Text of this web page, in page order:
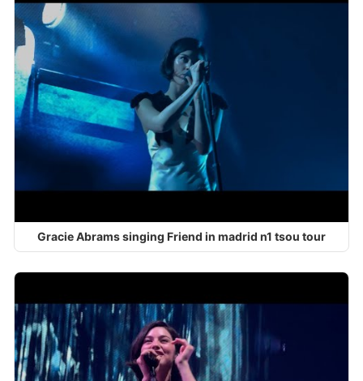
Gracie Abrams singing Friend in madrid n1 tsou tour